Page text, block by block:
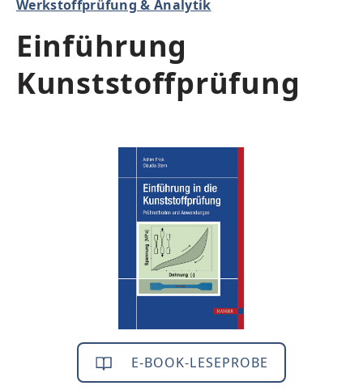
Werkstoffprüfung & Analytik
Einführung
Kunststoffprüfung
Bildergalerie überspringen
E-BOOK-LESEPROBE